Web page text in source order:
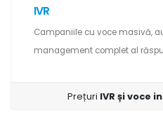
IVR
Campaniile cu voce masivă,
management complet al
Prețuri IVR și voce